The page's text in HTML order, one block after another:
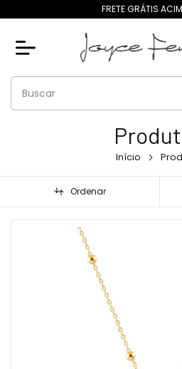
FRETE GRÁTIS
Início
Ordenar